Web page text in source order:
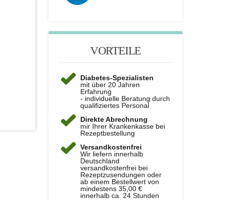
VORTEILE
Diabetes-Spezialisten
mit über 20 Jahren
Erfahrung
- individuelle Beratung durch
qualifiziertes Personal
Direkte Abrechnung
mir Ihrer Krankenkasse bei
Rezeptbestellung
Versandkostenfrei
Wir liefern innerhalb
Deutschland
versandkostenfrei bei
Rezeptzusendungen oder
ab einem Bestellwert von
mindestens 35,00 €
innerhalb ca. 24 Stunden